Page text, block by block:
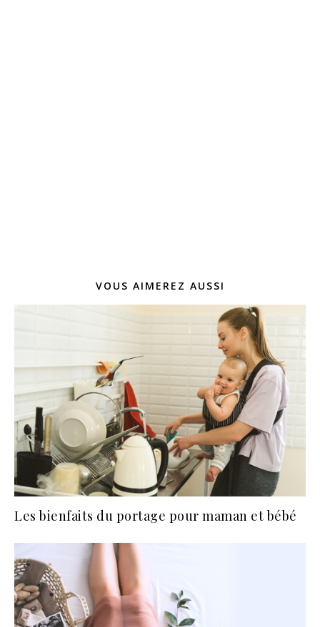
VOUS AIMEREZ AUSSI
Les bienfaits du portage pour maman et bébé